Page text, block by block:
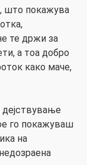
што покажува
те држи за
а тоа добро
како маче,
го покажуваш
на